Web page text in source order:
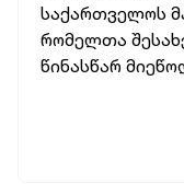
საქართველოს
რომელთა
წინასწარ